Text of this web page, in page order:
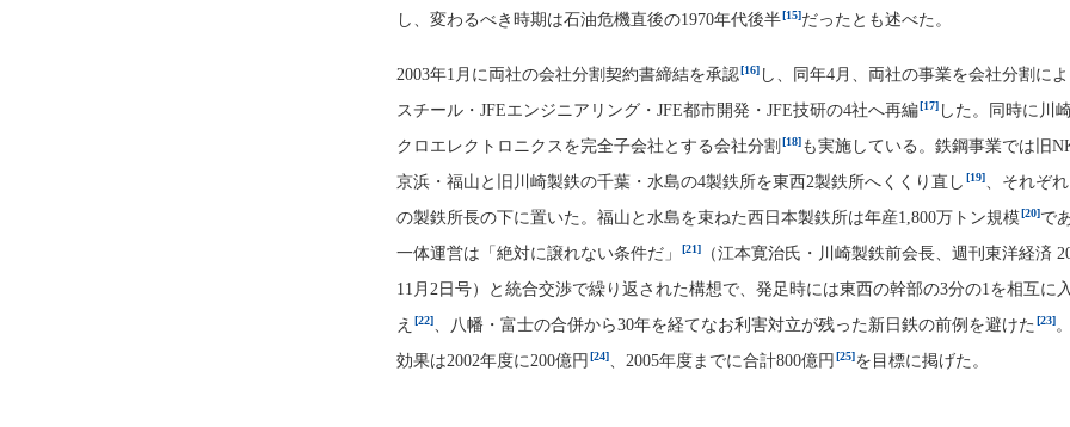
し、変わるべき時期は石油危機直後の1970年代後半[15]だったとも述べた。
2003年1月に両社の会社分割契約書締結を承認[16] し、同年4月、両社の事業を会社分割によ
スチール・JFEエンジニアリング・JFE都市開発・JFE技研の4社へ再編[17] した。同時に川
クロエレクトロニクスを完全子会社とする会社分割 [18]も実施している。鉄鋼事業では旧
京浜・福山と旧川崎製鉄の千葉・水島の4製鉄所を東西2製鉄所へくくり直し [19]、それぞ
の製鉄所長の下に置いた。福山と水島を束ねた西日本製鉄所は年産1,800万トン規模[20]で
一体運営は「絶対に譲れない条件だ」
[21]
（江本寛治氏・川崎製鉄前会長、週刊東洋経済
11月2日号）と統合交渉で繰り返された構想で、発足時には東西の幹部の3分の1を相互に
え [22]、八幡・富士の合併から30年を経てなお利害対立が残った新日鉄の前例を避けた [23]
効果は2002年度に200億円 [24]、2005年度までに合計800億円 [25]を目標に掲げた。